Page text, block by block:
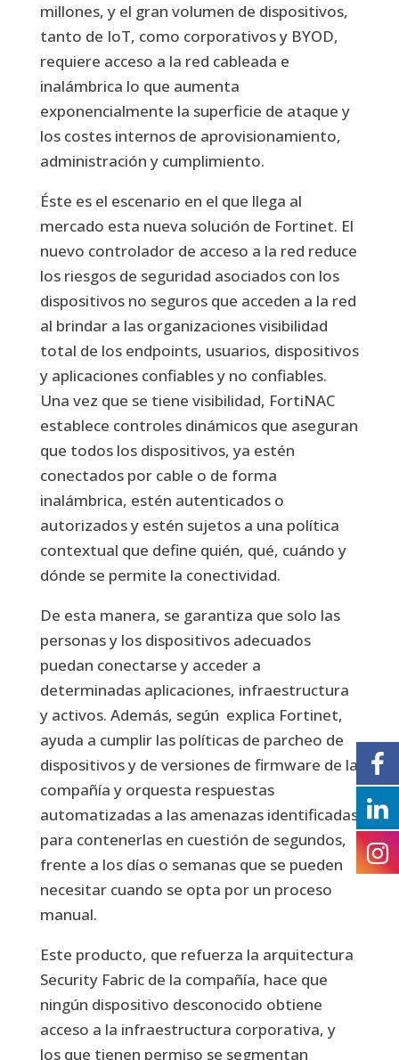
millones, y el gran volumen de dispositivos,
tanto de IoT, como corporativos y BYOD,
requiere acceso a la red cableada e
inalámbrica lo que aumenta
exponencialmente la superficie de ataque y
los costes internos de aprovisionamiento,
administración y cumplimiento.
Éste es el escenario en el que llega al
mercado esta nueva solución de Fortinet. El
nuevo controlador de acceso a la red reduce
los riesgos de seguridad asociados con los
dispositivos no seguros que acceden a la red
al brindar a las organizaciones visibilidad
total de los endpoints, usuarios, dispositivos
y aplicaciones confiables y no confiables.
Una vez que se tiene visibilidad, FortiNAC
establece controles dinámicos que aseguran
que todos los dispositivos, ya estén
conectados por cable o de forma
inalámbrica, estén autenticados o
autorizados y estén sujetos a una política
contextual que define quién, qué, cuándo y
dónde se permite la conectividad.
De esta manera, se garantiza que solo las
personas y los dispositivos adecuados
puedan conectarse y acceder a
determinadas aplicaciones, infraestructura
y activos. Además, según explica Fortinet,
ayuda a cumplir las políticas de parcheo de
dispositivos y de versiones de firmware de la
compañía y orquesta respuestas
automatizadas a las amenazas identificadas
para contenerlas en cuestión de segundos,
frente a los días o semanas que se pueden
necesitar cuando se opta por un proceso
manual.
Este producto, que refuerza la arquitectura
Security Fabric de la compañía, hace que
ningún dispositivo desconocido obtiene
acceso a la infraestructura corporativa, y
los que tienen permiso se segmentan